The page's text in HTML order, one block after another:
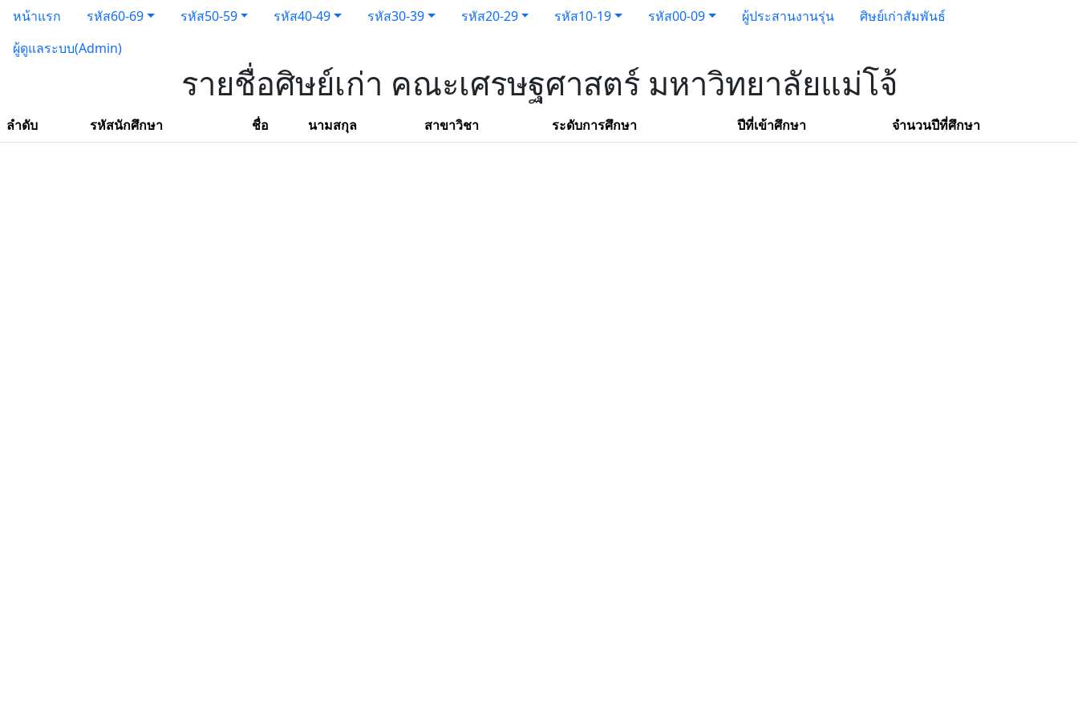
หน้าแรก รหัส60-69 รหัส50-59 รหัส40-49 รหัส30-39 รหัส20-29 รหัส10-19 รหัส00-09 ผู้ประสานงานรุ่น
ศิษย์เก่าสัมพันธ์
ผู้ดูแลระบบ(Admin)
รายชื่อศิษย์เก่า คณะเศรษฐศาสตร์ มหาวิทยาลัยแม่โจ้
ลำดับ รหัสนักศึกษา ชื่อ นามสกุล สาขาวิชา ระดับการศึกษา ปีที่เข้าศึกษา จำนวนปีที่ศึกษา